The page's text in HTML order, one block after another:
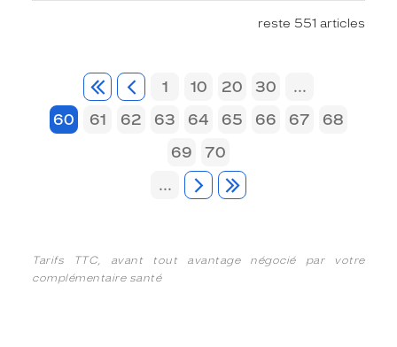
reste 551 articles
1 10 20 30
...
60
61 62 63 64 65 66 67
68
69
70
...
Tarifs TTC, avant tout avantage négocié par votre
complémentaire santé